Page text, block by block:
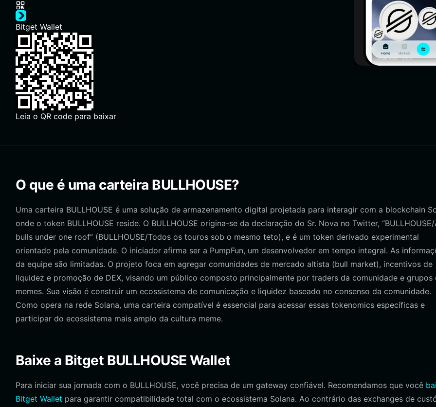
Bitget Wallet
Leia o QR code para baixar
O que é uma carteira BULLHOUSE?
Uma carteira BULLHOUSE é uma solução de armazenamento digital projetada para interagir com a blockchain
onde o token BULLHOUSE reside. O BULLHOUSE origina-se da declaração do Sr. Nova no Twitter,
bulls under one roof” (BULLHOUSE/Todos os touros sob o mesmo teto), e é um token derivado experimental
orientado pela comunidade. O iniciador afirma ser a PumpFun, um desenvolvedor em tempo integral. As
da equipe são limitadas. O projeto foca em agregar comunidades de mercado altista (bull market), incentivos de
liquidez e promoção de DEX, visando um público composto principalmente por traders da comunidade e grupos
memes. Sua visão é construir um ecossistema de comunicação e liquidez baseado no consenso da comunidade.
Como opera na rede Solana, uma carteira compatível é essencial para acessar essas tokenomics específicas e
participar do ecossistema mais amplo da cultura meme.
Baixe a Bitget BULLHOUSE Wallet
Para iniciar sua jornada com o BULLHOUSE, você precisa de um gateway confiável. Recomendamos que você
Bitget Wallet para garantir compatibilidade total com o ecossistema Solana. Ao contrário das exchanges de